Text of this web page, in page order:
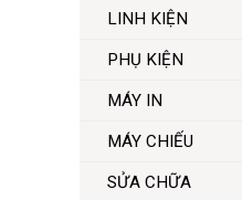
LINH KIỆN
PHỤ KIỆN
MÁY IN
MÁY CHIẾU
SỬA CHỮA